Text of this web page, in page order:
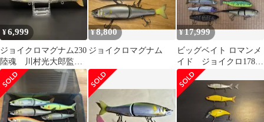
¥6,999
ジョイクロマグナム230
陸魂 川村光大郎監
修 限定カラー！
¥8,800
ジョイクロマグナム
¥17,999
ビッグベイト ロマンメ
イド ジョイクロ178.
マグナム他13個セット
まとめ売り